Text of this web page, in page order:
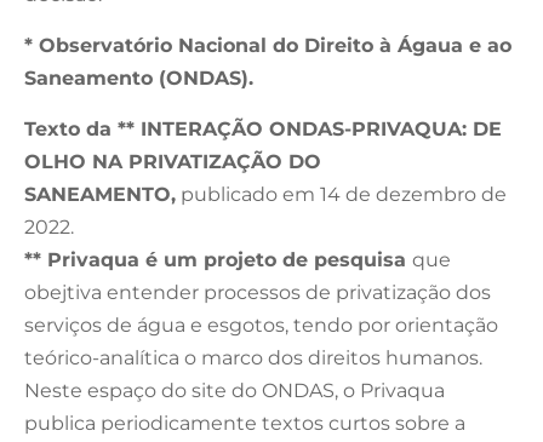
* Observatório Nacional do Direito à Ágaua e ao
Saneamento (ONDAS).
Texto da ** INTERAÇÃO ONDAS-PRIVAQUA: DE
OLHO NA PRIVATIZAÇÃO DO
SANEAMENTO, publicado em 14 de dezembro de
2022.
** Privaqua é um projeto de pesquisa que
obejtiva entender processos de privatização dos
serviços de água e esgotos, tendo por orientação
teórico-analítica o marco dos direitos humanos.
Neste espaço do site do ONDAS, o Privaqua
publica periodicamente textos curtos sobre a